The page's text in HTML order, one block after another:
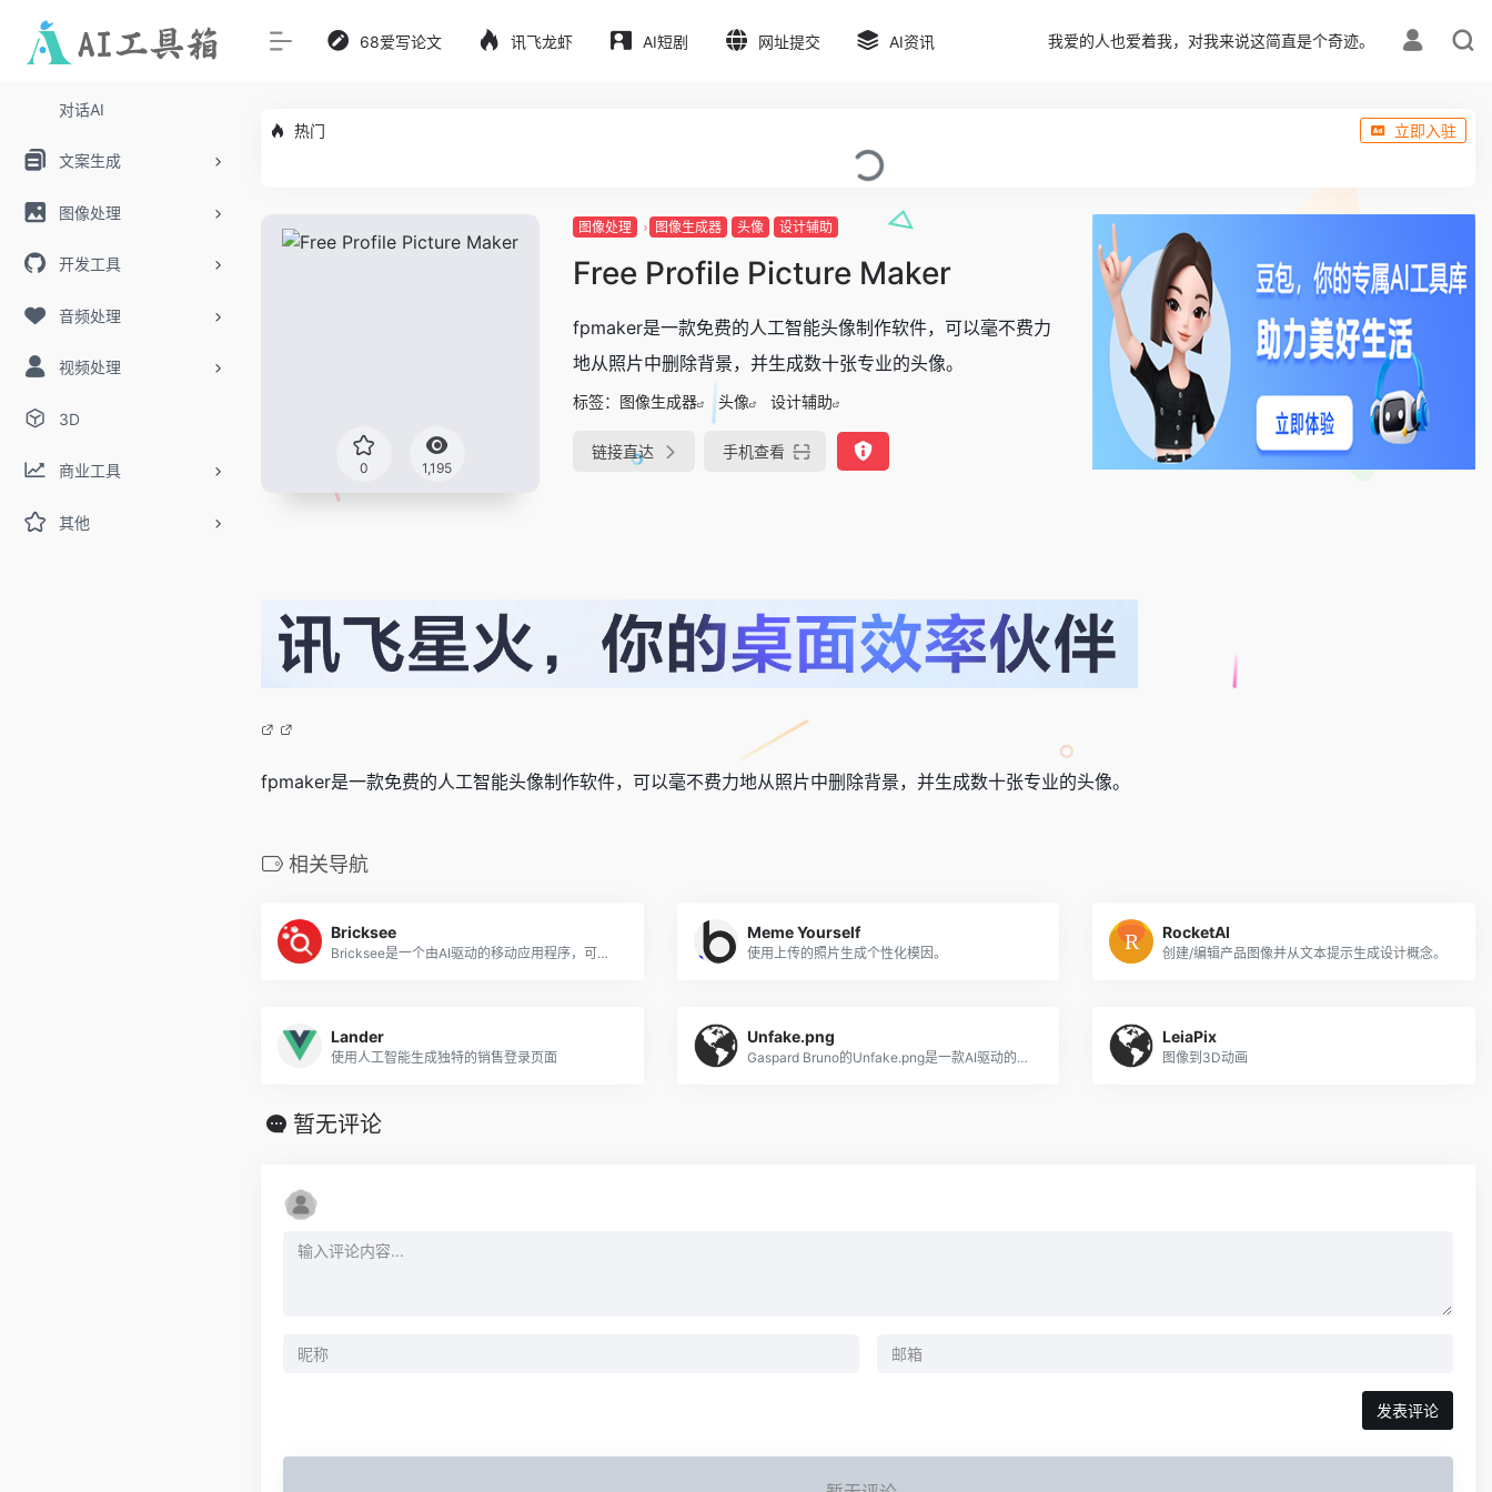
对话AI
文案生成
图像处理
开发工具
音频处理
视频处理
3D
商业工具
其他
68爱写论文 讯飞龙虾 AI短剧 网址提交 AI资讯 我爱的人也爱着我，对我来说这简直是个奇迹。
热门 立即入驻
0 1,195
图像处理 图像生成器 头像 设计辅助
Free Profile Picture Maker
fpmaker是一款免费的人工智能头像制作软件，可以毫不费力
地从照片中删除背景，并生成数十张专业的头像。
标签： 图像生成器 头像 设计辅助
链接直达 手机查看
fpmaker是一款免费的人工智能头像制作软件，可以毫不费力地从照片中删除背景，并生成数十张专业的头像。
相关导航
Bricksee
Bricksee是一个由AI驱动的移动应用程序，可帮助乐高爱好者对乐高积木进行分类和重组。
Meme Yourself
使用上传的照片生成个性化模因。
RocketAI
创建/编辑产品图像并从文本提示生成设计概念。
Lander
使用人工智能生成独特的销售登录页面
Unfake.png
Gaspard Bruno的Unfake.png是一款AI驱动的工具，可将fake.png图像转换为真实的无背景图像。png文件。
LeiaPix
图像到3D动画
暂无评论
发表评论